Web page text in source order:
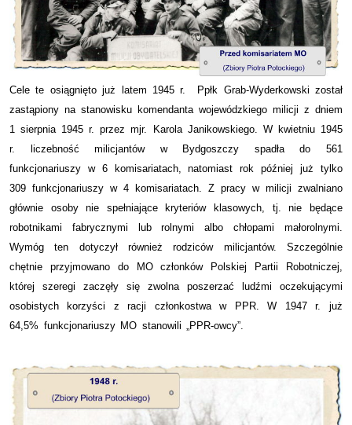
Cele te osiągnięto już latem 1945 r. Ppłk Grab-Wyderkowski został
zastąpiony na stanowisku komendanta wojewódzkiego milicji z dniem
1 sierpnia 1945 r. przez mjr. Karola Janikowskiego. W kwietniu 1945
r. liczebność milicjantów w Bydgoszczy spadła do 561
funkcjonariuszy w 6 komisariatach, natomiast rok później już tylko
309 funkcjonariuszy w 4 komisariatach. Z pracy w milicji zwalniano
głównie osoby nie spełniające kryteriów klasowych, tj. nie będące
robotnikami fabrycznymi lub rolnymi albo chłopami małorolnymi.
Wymóg ten dotyczył również rodziców milicjantów. Szczególnie
chętnie przyjmowano do MO członków Polskiej Partii Robotniczej,
której szeregi zaczęły się zwolna poszerzać ludźmi oczekującymi
osobistych korzyści z racji członkostwa w PPR. W 1947 r. już
64,5% funkcjonariuszy MO stanowili „PPR-owcy”.